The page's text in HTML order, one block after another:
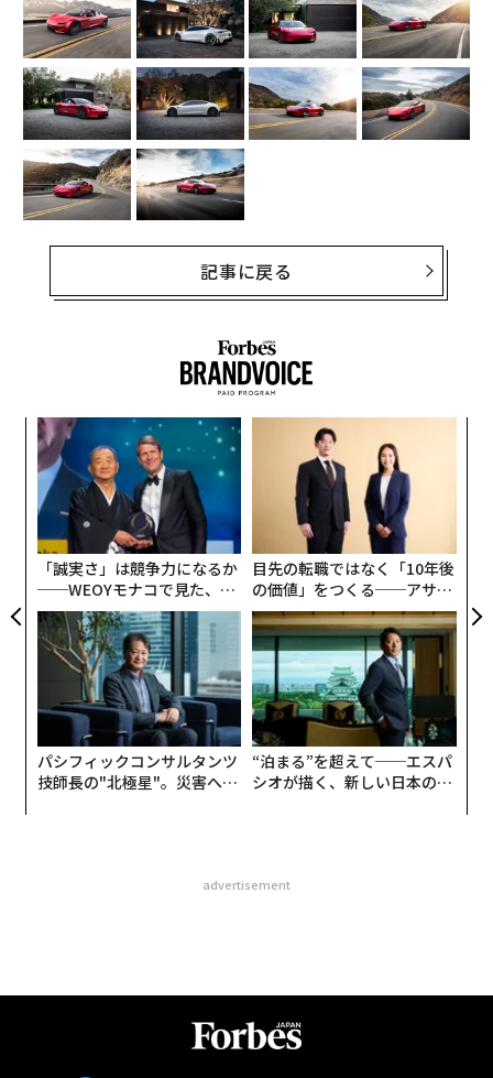
記事に戻る
「誠実さ」は競争力になるか
──WEOYモナコで見た、く
ら寿司の経営哲学
目先の転職ではなく「10年後
の価値」をつくる──アサイ
ンの長期伴走型支援とは
パシフィックコンサルタンツ
技師長の"北極星"。災害への
“泊まる”を超えて──エスパ
シオが描く、新しい日本のラ
advertisement